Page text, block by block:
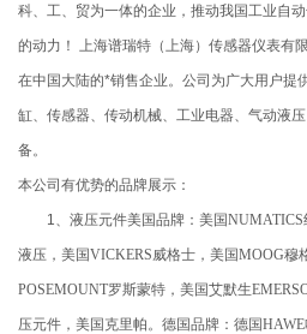
科、工、贸为一体的企业，推动我国工业自
的动力！ 上海谱瑞特（上海）传感器仪表有
在中国大陆的*销售企业。公司为广大用户提
缸、传感器、传动机械、工业电器、气动液
备。
本公司有优势的品牌展示：
1、液压元件美国品牌：美国NUMATICS
液压，美国VICKERS威格士，美国MOOG穆
POSEMOUNT罗斯蒙特，美国艾默生
压元件，美国克里帕。德国品牌：德国HAWE